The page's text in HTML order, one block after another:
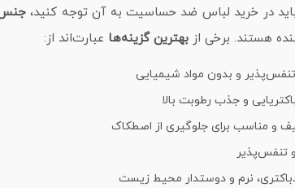
باید در خرید لباس ضد حساسیت به آن توجه کنید،جنس
هستند. برخی از بهترین گزینه‌ها عبارت‌اند از:
تنفس‌پذیر و بدون مواد شیمیایی
و جذب رطوبت بالا
و مناسب برای جلوگیری از اصطکاک
تنفس‌پذیر
نرم و دوستدار محیط زیست